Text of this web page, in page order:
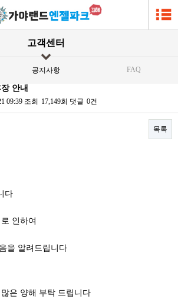
고객센터
공지사항 FAQ
안내
09:39 조회 17,149회 댓글 0건
목록
다
인하여
을 알려드립니다
은 양해 부탁 드립니다